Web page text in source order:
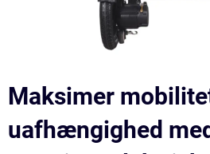
Maksimer
uafhængighed